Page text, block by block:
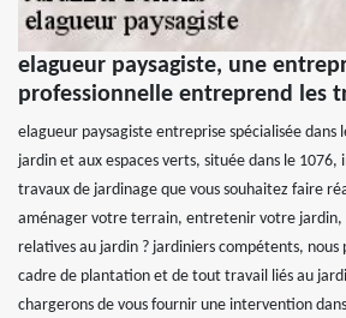
elagueur paysagiste, une
professionnelle entreprend les
elagueur paysagiste entreprise spécialisée dans
jardin et aux espaces verts, située dans le 1076,
travaux de jardinage que vous souhaitez faire
aménager votre terrain, entretenir votre jardin,
relatives au jardin ? jardiniers compétents, nous
cadre de plantation et de tout travail liés au
chargerons de vous fournir une intervention